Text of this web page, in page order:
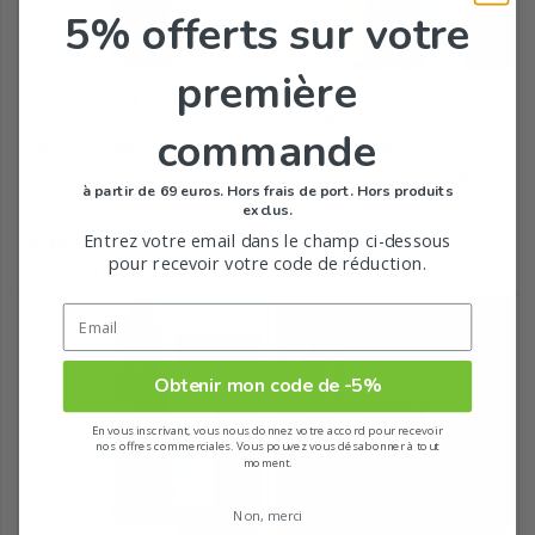
n°4 - Centaury - Centaurée
46,95 €/100mL
n° 10 - Crab Apple - Pommier
Sauvage
Fleurs De Bach
Prix
9,39€
46,95 €/100mL
5% offerts sur votre
première
commande
à partir de 69 euros. Hors frais de port. Hors produits
exclus.
Entrez votre email dans le champ ci-dessous
pour recevoir votre code de réduction.
Obtenir mon code de -5%
En vous inscrivant, vous nous donnez votre accord pour recevoir
nos offres commerciales. Vous pouvez vous désabonner à tout
moment.
Non, merci